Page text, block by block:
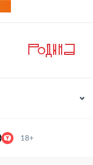
18+